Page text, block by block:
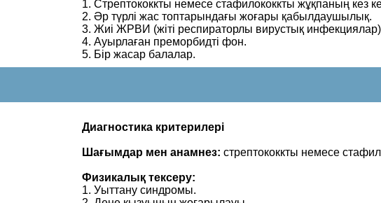
1. Стрептококкты немесе стафилококкты жұқпаның кез
2. Әр түрлі жас топтарындағы жоғары қабылдаушылық.
3. Жиі ЖРВИ (жіті респираторлы вирустық
4. Ауырлаған преморбидті фон.
5. Бір жасар балалар.
Диагностика критерилері
Шағымдар мен анамнез: стрептококкты немесе
Физикалық тексеру:
1. Уыттану синдромы.